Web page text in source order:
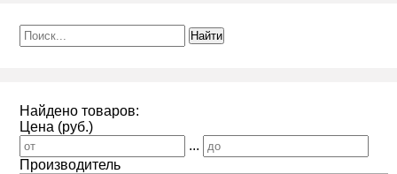
Найдено товаров:
Цена (руб.)
...
Производитель